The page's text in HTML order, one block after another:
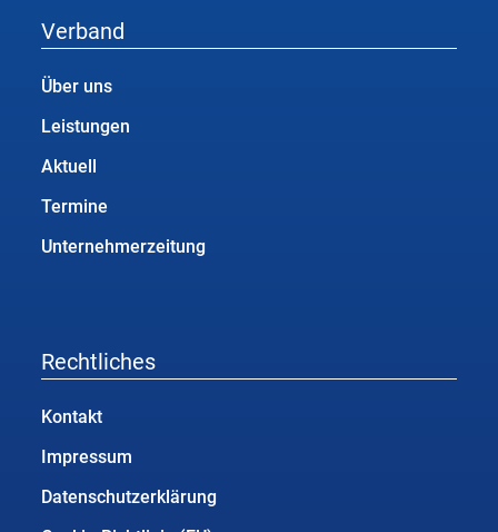
Verband
Über uns
Leistungen
Aktuell
Termine
Unternehmerzeitung
Rechtliches
Kontakt
Impressum
Datenschutzerklärung